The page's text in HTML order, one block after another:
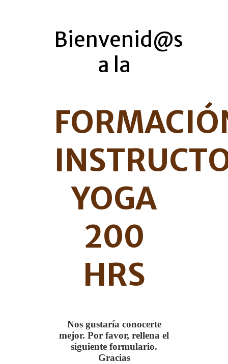
Bienvenid@s
a la
YOGA
200
HRS
Nos gustaría conocerte
mejor. Por favor, rellena el
siguiente formulario.
Gracias